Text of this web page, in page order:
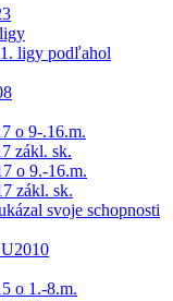
ligy podľahol
o 9-.16.m.
zákl. sk.
o 9.-16.m.
zákl. sk.
svoje schopnosti
o 1.-8.m.